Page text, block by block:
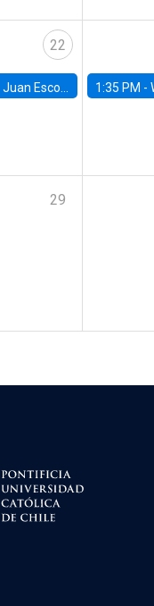
22
Juan Escobar, Universidad de Chile 1:35 PM -
29